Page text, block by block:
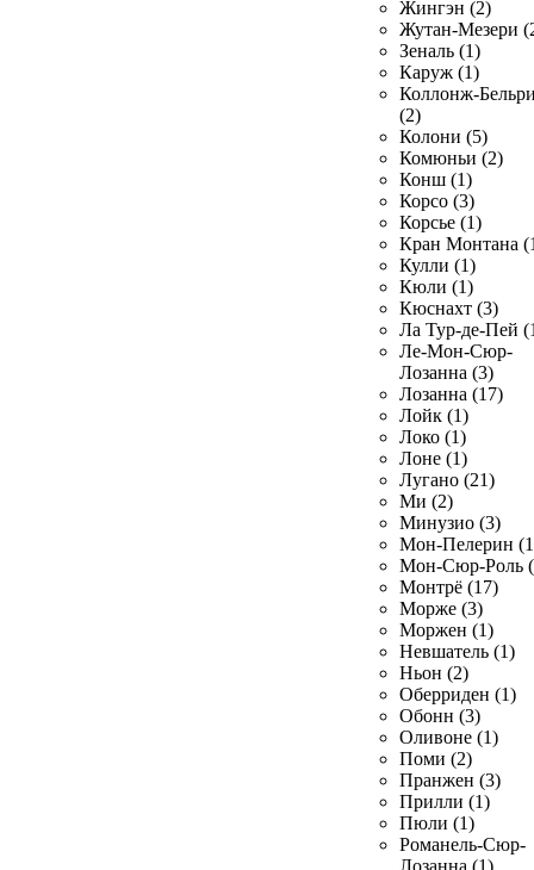
Жингэн (2)
Жутан-Мезери
Зеналь (1)
Каруж (1)
Коллонж-
(2)
Колони (5)
Комюньи (2)
Конш (1)
Корсо (3)
Корсье (1)
Кран Монтана
Кулли (1)
Кюли (1)
Кюснахт (3)
Ла Тур-де-Пей
Ле-Мон-Сюр-
Лозанна (3)
Лозанна (17)
Лойк (1)
Локо (1)
Лоне (1)
Лугано (21)
Ми (2)
Минузио (3)
Мон-Пелерин
Мон-Сюр-Роль
Монтрё (17)
Морже (3)
Моржен (1)
Невшатель (1)
Ньон (2)
Оберриден (1)
Обонн (3)
Оливоне (1)
Поми (2)
Пранжен (3)
Прилли (1)
Пюли (1)
Романель-Сюр-
Лозанна (1)